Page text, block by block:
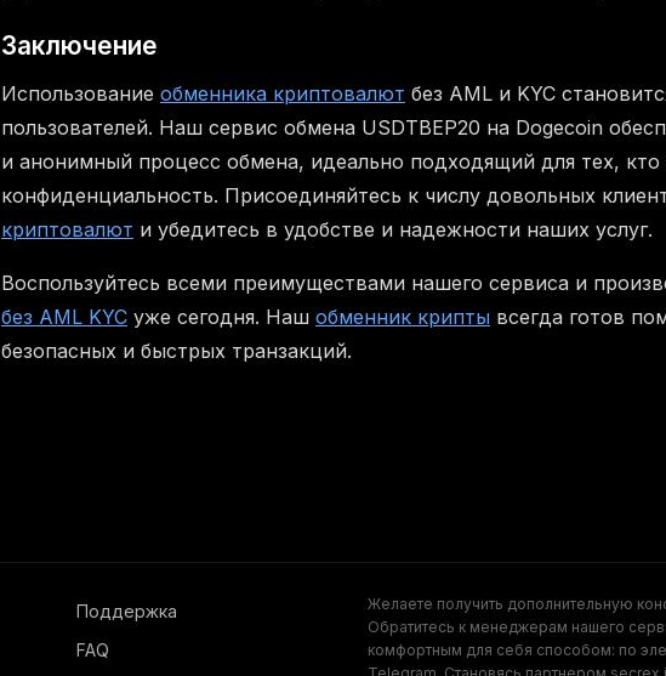
Заключение
Использование обменника криптовалют без AML и KYC
пользователей. Наш сервис обмена USDTBEP20 на Dogecoin
и анонимный процесс обмена, идеально подходящий для тех,
конфиденциальность. Присоединяйтесь к числу довольных
криптовалют и убедитесь в удобстве и надежности наших услуг.
Воспользуйтесь всеми преимуществами нашего сервиса и
без AML KYC уже сегодня. Наш обменник крипты всегда готов
безопасных и быстрых транзакций.
Поддержка
FAQ
Желаете получить дополнительную
Обратитесь к менеджерам нашего
комфортным для себя способом: по